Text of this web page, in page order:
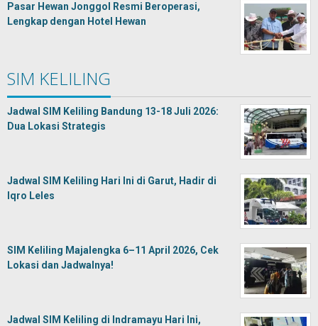
Pasar Hewan Jonggol Resmi Beroperasi,
Lengkap dengan Hotel Hewan
SIM KELILING
Jadwal SIM Keliling Bandung 13-18 Juli 2026:
Dua Lokasi Strategis
Jadwal SIM Keliling Hari Ini di Garut, Hadir di
Iqro Leles
SIM Keliling Majalengka 6–11 April 2026, Cek
Lokasi dan Jadwalnya!
Jadwal SIM Keliling di Indramayu Hari Ini,